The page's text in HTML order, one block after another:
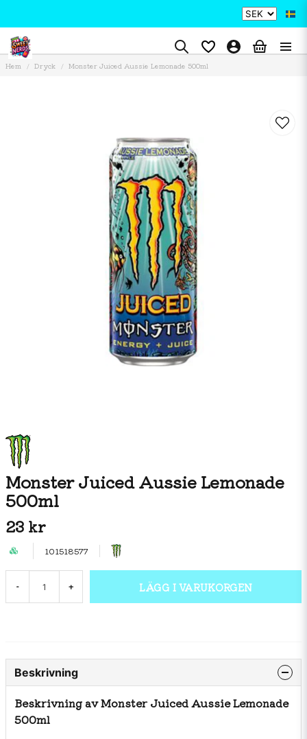
Hem Dryck Monster Juiced Aussie Lemonade 500ml
Monster Juiced Aussie Lemonade
500ml
23 kr
101518577
- + LÄGG I VARUKORGEN
Beskrivning
Beskrivning av Monster Juiced Aussie Lemonade
500ml